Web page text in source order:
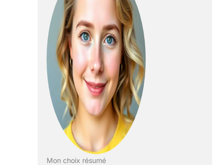
Mon choix résumé